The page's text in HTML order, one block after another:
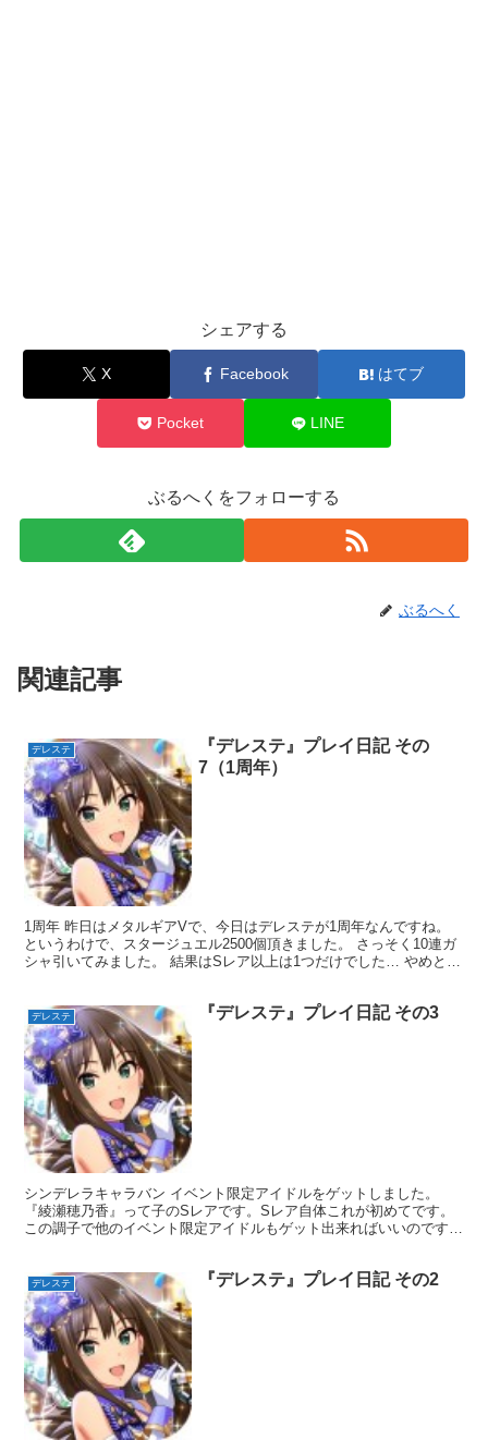
シェアする
X Facebook はてブ
Pocket LINE
ぶるへくをフォローする
ぶるへく
関連記事
デレステ
『デレステ』プレイ日記 その
7（1周年）
1周年 昨日はメタルギアVで、今日はデレステが1周年なんですね。
というわけで、スタージュエル2500個頂きました。 さっそく10連ガ
シャ引いてみました。 結果はSレア以上は1つだけでした… やめとき
デレステ 『デレステ』プレイ日記 その3
シンデレラキャラバン イベント限定アイドルをゲットしました。
『綾瀬穂乃香』って子のSレアです。Sレア自体これが初めてです。
この調子で他のイベント限定アイドルもゲット出来ればいいのです
デレステ 『デレステ』プレイ日記 その2